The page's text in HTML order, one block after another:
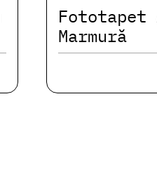
Marmură